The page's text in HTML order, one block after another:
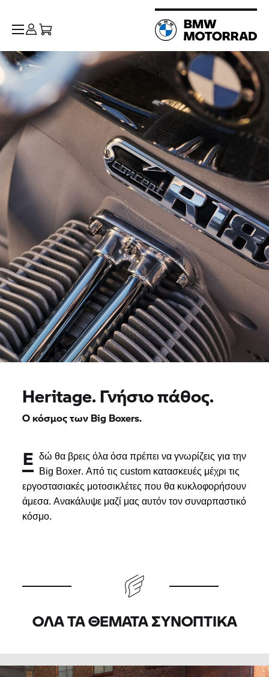
Heritage. Γνήσιο πάθος.
Ο κόσμος των Big Boxers.
Ε
δώ θα βρεις όλα όσα πρέπει να γνωρίζεις για την
Big Boxer. Από τιςcustom κατασκευές μέχρι τις
εργοστασιακές μοτοσικλέτες που θα κυκλοφορήσουν
άμεσα.Ανακάλυψε μαζί μας αυτόν τον συναρπαστικό
κόσμο.
ΌΛΑ ΤΑ ΘΈΜΑΤΑ ΣΥΝΟΠΤΙΚΆ